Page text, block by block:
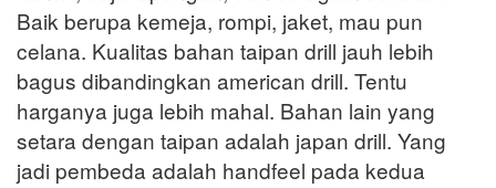
Baik berupa kemeja, rompi, jaket, mau pun
celana. Kualitas bahan taipan drill jauh lebih
bagus dibandingkan american drill. Tentu
harganya juga lebih mahal. Bahan lain yang
setara dengan taipan adalah japan drill. Yang
jadi pembeda adalah handfeel pada kedua